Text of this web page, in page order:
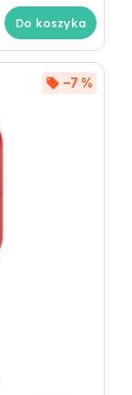
Do koszyka
–7 %